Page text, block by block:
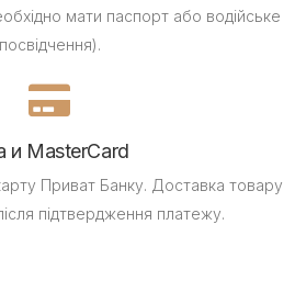
мати паспорт або водійське
посвідчення).
и MasterCard
Приват Банку. Доставка товару
підтвердження платежу.